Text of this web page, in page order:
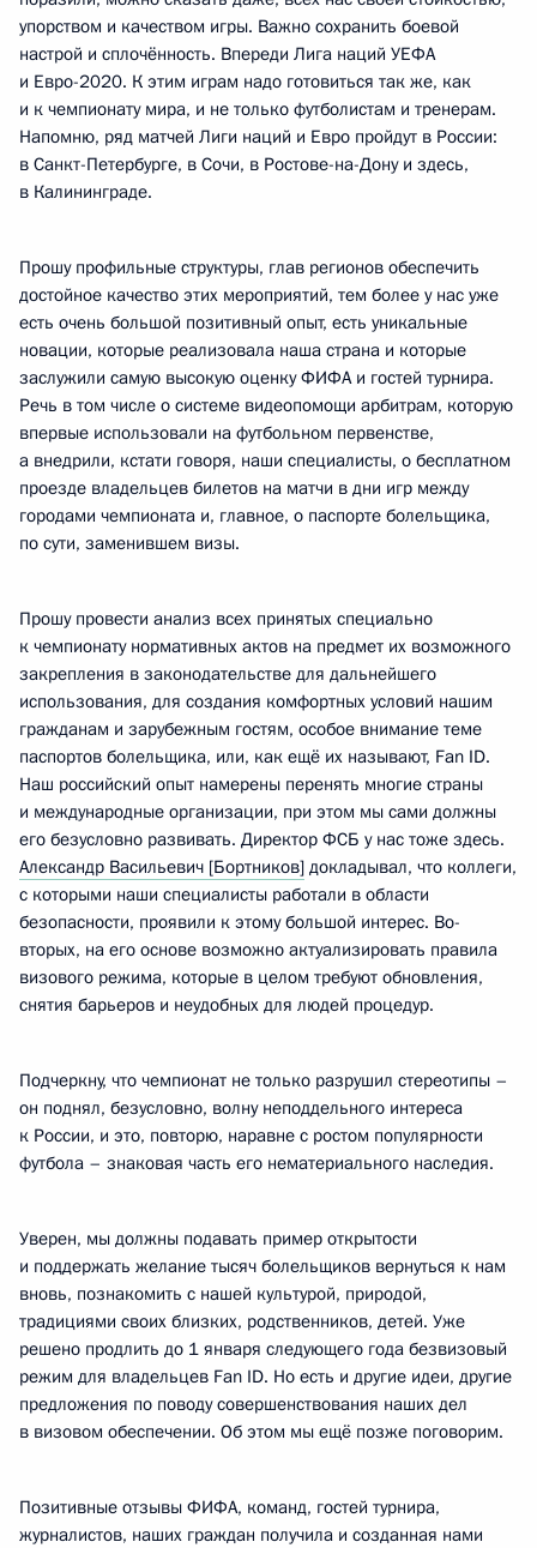
упорством и качеством игры. Важно сохранить боевой
настрой и сплочённость. Впереди Лига наций УЕФА
и Евро-2020. К этим играм надо готовиться так же, как
и к чемпионату мира, и не только футболистам и тренерам.
Напомню, ряд матчей Лиги наций и Евро пройдут в России:
в Санкт-Петербурге, в Сочи, в Ростове-на-Дону и здесь,
в Калининграде.
Прошу профильные структуры, глав регионов обеспечить
достойное качество этих мероприятий, тем более у нас уже
есть очень большой позитивный опыт, есть уникальные
новации, которые реализовала наша страна и которые
заслужили самую высокую оценку ФИФА и гостей турнира.
Речь в том числе о системе видеопомощи арбитрам, которую
впервые использовали на футбольном первенстве,
а внедрили, кстати говоря, наши специалисты, о бесплатном
проезде владельцев билетов на матчи в дни игр между
городами чемпионата и, главное, о паспорте болельщика,
по сути, заменившем визы.
Прошу провести анализ всех принятых специально
к чемпионату нормативных актов на предмет их возможного
закрепления в законодательстве для дальнейшего
использования, для создания комфортных условий нашим
гражданам и зарубежным гостям, особое внимание теме
паспортов болельщика, или, как ещё их называют, Fan ID.
Наш российский опыт намерены перенять многие страны
и международные организации, при этом мы сами должны
его безусловно развивать. Директор ФСБ у нас тоже здесь.
Александр Васильевич [Бортников] докладывал, что коллеги,
с которыми наши специалисты работали в области
безопасности, проявили к этому большой интерес. Во-
вторых, на его основе возможно актуализировать правила
визового режима, которые в целом требуют обновления,
снятия барьеров и неудобных для людей процедур.
Подчеркну, что чемпионат не только разрушил стереотипы –
он поднял, безусловно, волну неподдельного интереса
к России, и это, повторю, наравне с ростом популярности
футбола – знаковая часть его нематериального наследия.
Уверен, мы должны подавать пример открытости
и поддержать желание тысяч болельщиков вернуться к нам
вновь, познакомить с нашей культурой, природой,
традициями своих близких, родственников, детей. Уже
решено продлить до 1 января следующего года безвизовый
режим для владельцев Fan ID. Но есть и другие идеи, другие
предложения по поводу совершенствования наших дел
в визовом обеспечении. Об этом мы ещё позже поговорим.
Позитивные отзывы ФИФА, команд, гостей турнира,
журналистов, наших граждан получила и созданная нами